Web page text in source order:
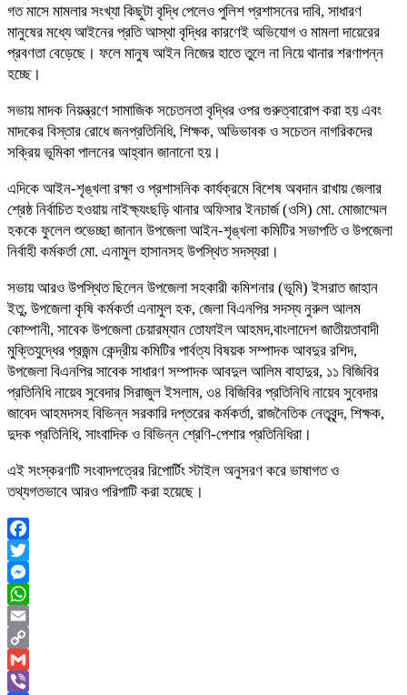
গত মাসে মামলার সংখ্যা কিছুটা বৃদ্ধি পেলেও পুলিশ প্রশাসনের দাবি, সাধারণ
মানুষের মধ্যে আইনের প্রতি আস্থা বৃদ্ধির কারণেই অভিযোগ ও মামলা দায়েরের
প্রবণতা বেড়েছে। ফলে মানুষ আইন নিজের হাতে তুলে না নিয়ে থানার শরণাপন্ন
হচ্ছে।
সভায় মাদক নিয়ন্ত্রণে সামাজিক সচেতনতা বৃদ্ধির ওপর গুরুত্বারোপ করা হয় এবং
মাদকের বিস্তার রোধে জনপ্রতিনিধি, শিক্ষক, অভিভাবক ও সচেতন নাগরিকদের
সক্রিয় ভূমিকা পালনের আহ্বান জানানো হয়।
এদিকে আইন-শৃঙ্খলা রক্ষা ও প্রশাসনিক কার্যক্রমে বিশেষ অবদান রাখায় জেলার
শ্রেষ্ঠ নির্বাচিত হওয়ায় নাইক্ষ্যংছড়ি থানার অফিসার ইনচার্জ (ওসি) মো. মোজাম্মেল
হককে ফুলেল শুভেচ্ছা জানান উপজেলা আইন-শৃঙ্খলা কমিটির সভাপতি ও উপজেলা
নির্বাহী কর্মকর্তা মো. এনামুল হাসানসহ উপস্থিত সদস্যরা।
সভায় আরও উপস্থিত ছিলেন উপজেলা সহকারী কমিশনার (ভূমি) ইসরাত জাহান
ইতু, উপজেলা কৃষি কর্মকর্তা এনামুল হক, জেলা বিএনপির সদস্য নুরুল আলম
কোম্পানী, সাবেক উপজেলা চেয়ারম্যান তোফাইল আহমদ,বাংলাদেশ জাতীয়তাবাদী
মুক্তিযুদ্ধের প্রজন্ম কেন্দ্রীয় কমিটির পার্বত্য বিষয়ক সম্পাদক আবদুর রশিদ,
উপজেলা বিএনপির সাবেক সাধারণ সম্পাদক আবদুল আলিম বাহাদুর, ১১ বিজিবির
প্রতিনিধি নায়েব সুবেদার সিরাজুল ইসলাম, ৩৪ বিজিবির প্রতিনিধি নায়েব সুবেদার
জাবেদ আহমদসহ বিভিন্ন সরকারি দপ্তরের কর্মকর্তা, রাজনৈতিক নেতৃবৃন্দ, শিক্ষক,
দুদক প্রতিনিধি, সাংবাদিক ও বিভিন্ন শ্রেণি-পেশার প্রতিনিধিরা।
এই সংস্করণটি সংবাদপত্রের রিপোর্টিং স্টাইল অনুসরণ করে ভাষাগত ও
তথ্যগতভাবে আরও পরিপাটি করা হয়েছে।
Facebook
Twitter
Messenger
WhatsApp
Email
Copy
Link
Gmail